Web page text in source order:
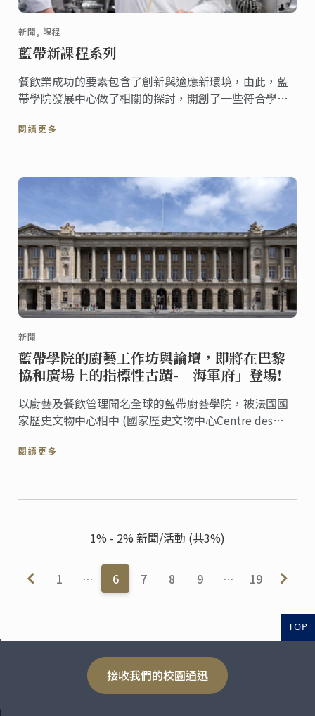
新聞, 課程
藍帶新課程系列
餐飲業成功的要素包含了創新與適應新環境，由此，藍
帶學院發展中心做了相關的探討，開創了一些符合學生
藍帶世界各地不同的校區教授。
閱讀更多
新聞
藍帶學院的廚藝工作坊與論壇，即將在巴黎
協和廣場上的指標性古蹟-「海軍府」登場!
以廚藝及餐飲管理聞名全球的藍帶廚藝學院，被法國國
家歷史文物中心相中 (國家歷史文物中心Centre des
的古蹟-海軍府(Hôtel de la ...
閱讀更多
1% - 2% 新聞/活動 (共3%)
1 … 6 7 8 9 … 19
TOP
接收我們的校園通迅